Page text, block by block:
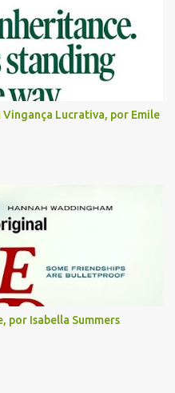
Lucrativa, por Emile
por Isabella Summers